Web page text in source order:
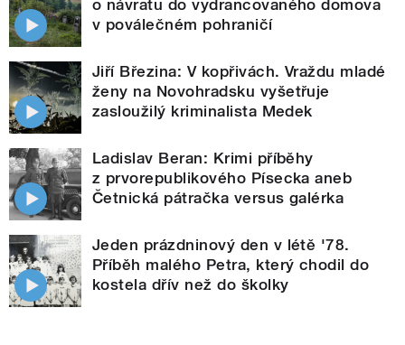
o návratu do vydrancovaného domova
v poválečném pohraničí
Jiří Březina: V kopřivách. Vraždu mladé
ženy na Novohradsku vyšetřuje
zasloužilý kriminalista Medek
Ladislav Beran: Krimi příběhy
z prvorepublikového Písecka aneb
Četnická pátračka versus galérka
Jeden prázdninový den v létě '78.
Příběh malého Petra, který chodil do
kostela dřív než do školky